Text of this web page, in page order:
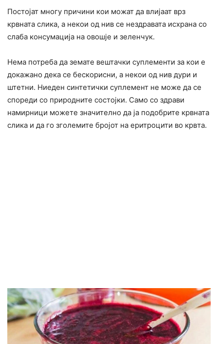
Постојат многу причини кои можат да влијаат врз
крвната слика, а некои од нив се нездравата исхрана со
слаба консумација на овошје и зеленчук.
Нема потреба да земате вештачки суплементи за кои е
докажано дека се бескорисни, а некои од нив дури и
штетни. Ниеден синтетички суплемент не може да се
спореди со природните состојки. Само со здрави
намирници можете значително да ја подобрите крвната
слика и да го зголемите бројот на еритроцити во крвта.